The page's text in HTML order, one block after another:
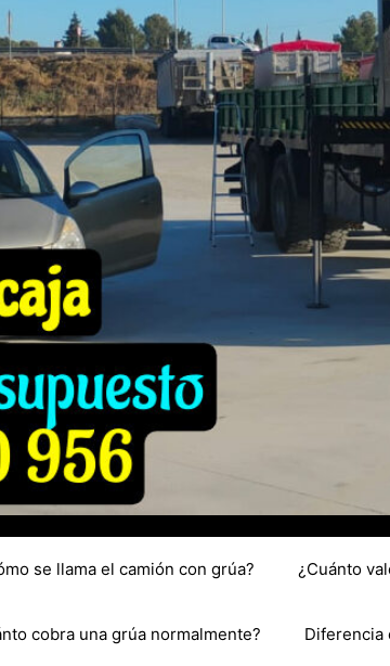
se llama el camión con grúa? ¿Cuánto
cobra una grúa normalmente? Diferencia